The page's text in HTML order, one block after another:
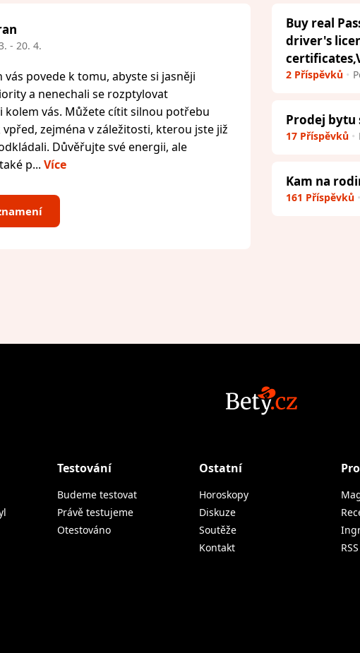
- 20. 4.
vás povede k tomu, abyste si jasněji
a nenechali se rozptylovat
vás. Můžete cítit silnou potřebu
zejména v záležitosti, kterou jste již
Důvěřujte své energii, ale
p... Více
Buy real
driver's
2 Příspěvků
Prodej bytu
17 Příspěvků
Kam na
161 Příspěvků
Testování
Budeme testovat
Právě testujeme
Otestováno
Ostatní
Horoskopy
Diskuze
Soutěže
Kontakt
RSS